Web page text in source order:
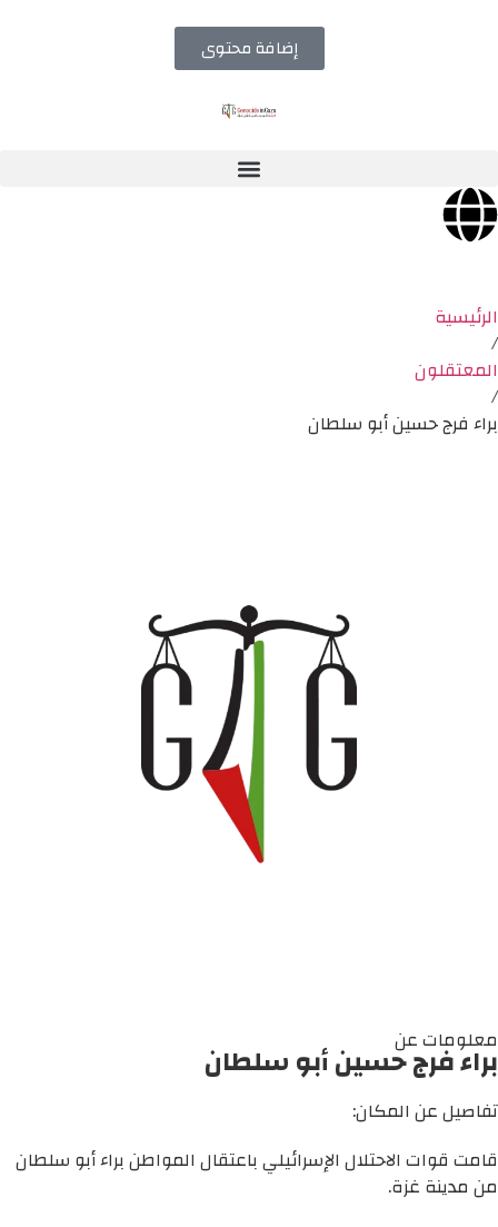
إضافة محتوى
الرئيسية
/
المعتقلون
/
براء فرج حسين أبو سلطان
معلومات عن
براء فرج حسين أبو سلطان
تفاصيل عن المكان:
قامت قوات الاحتلال الإسرائيلي باعتقال المواطن براء أبو سلطان
من مدينة غزة.